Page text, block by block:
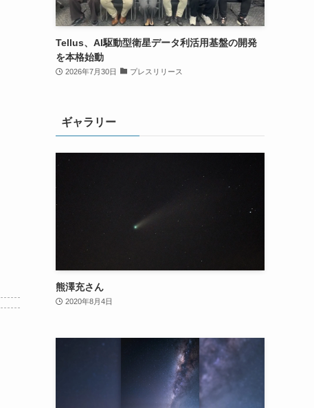
Tellus、AI駆動型衛星データ利活用基盤の開発
を本格始動
2026年7月30日 プレスリリース
ギャラリー
熊澤充さん
2020年8月4日